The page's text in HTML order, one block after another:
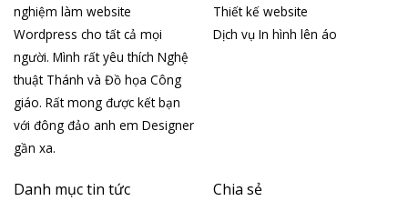
nghiệm làm website
Wordpress cho tất cả mọi
người. Mình rất yêu thích Nghệ
thuật Thánh và Đồ họa Công
giáo. Rất mong được kết bạn
với đông đảo anh em Designer
gần xa.
Thiết kế website
Dịch vụ In hình lên áo
Danh mục tin tức Chia sẻ